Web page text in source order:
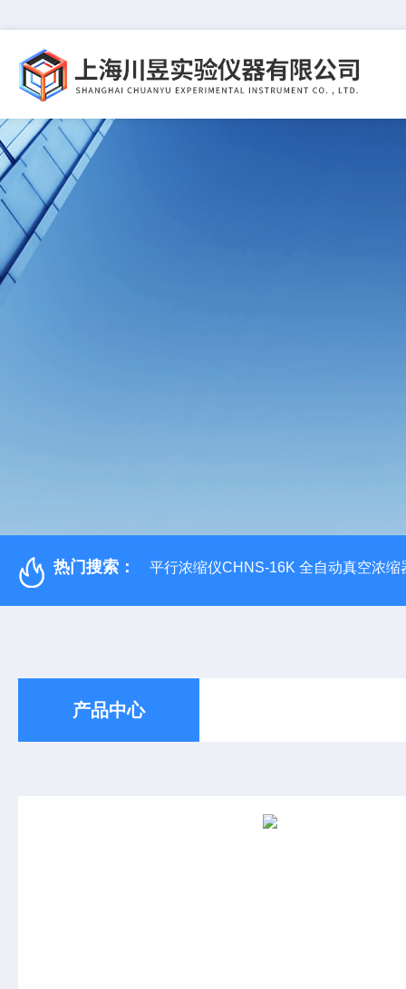
热门搜索： 平行浓缩仪CHNS-16K 全自动真空浓缩
产品中心